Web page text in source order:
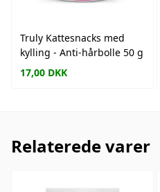
Truly Kattesnacks med
kylling - Anti-hårbolle 50 g
17,00 DKK
Relaterede varer